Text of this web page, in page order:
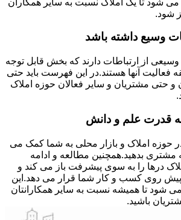
شود.
وسیع داشته باشد
از ارتباطات دارند که بخش قابل توجه
فعالیت آنها هستند.در این فهرست باید حتی
و حتی مشتریان و سایر فعالان حوزه املاک
قدرت علم و دانش
حوزه املاک و بازار محلی به شما کمک می
مشتری بدهید.همچنین مطالعه و ادامه
درها را به سوی پیشرفت باز می کند و
پیش روی کسب و کار شما قرار می دهد.این
شود تا همیشه نسبت به سایر همکارانتان
باشید.